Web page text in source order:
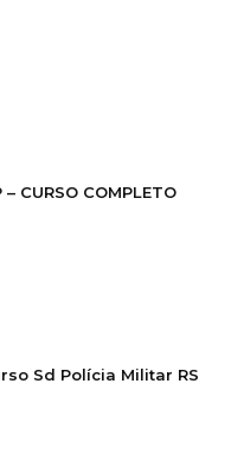
CURSO COMPLETO
Sd Polícia Militar RS